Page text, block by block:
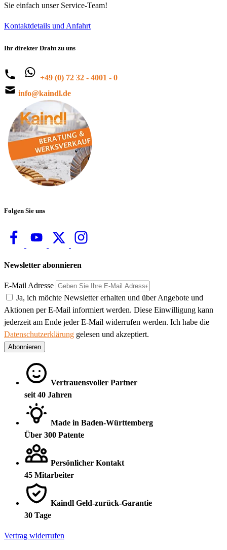
Sie einfach unser Service-Team!
Kontaktdetails und Anfahrt
Ihr direkter Draht zu uns
|
+49 (0) 72 32 - 4001 - 0
info@kaindl.de
Folgen Sie uns
Newsletter abonnieren
E-Mail Adresse
Ja, ich möchte Newsletter erhalten und über Angebote und
Aktionen per E-Mail informiert werden. Diese Einwilligung kann
jederzeit am Ende jeder E-Mail widerrufen werden. Ich habe die
Datenschutzerklärung gelesen und akzeptiert.
Abonnieren
Vertrauensvoller Partner
seit 40 Jahren
Made in Baden-Württemberg
Über 300 Patente
Persönlicher Kontakt
45 Mitarbeiter
Kaindl Geld-zurück-Garantie
30 Tage
Vertrag widerrufen